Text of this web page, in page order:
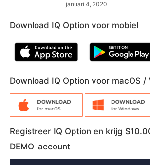
januari 4, 2020
Download IQ Option voor mobiel
Download IQ Option voor macOS /
Registreer IQ Option en krijg
DEMO-account